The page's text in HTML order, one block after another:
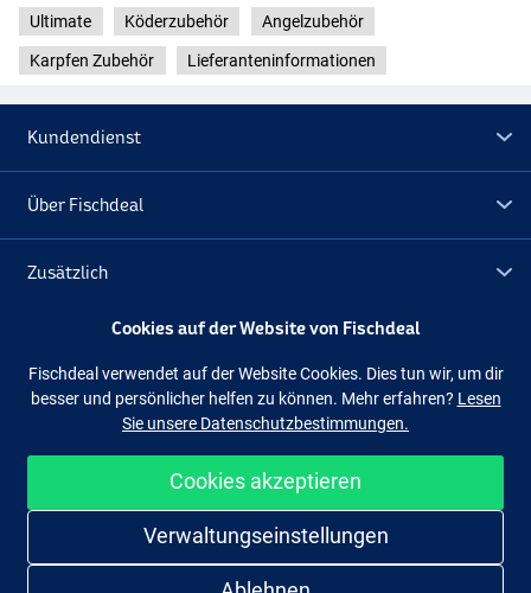
Ultimate Köderzubehör Angelzubehör
Karpfen Zubehör Lieferanteninformationen
Kundendienst
Über Fischdeal
Zusätzlich
Lagerräumung
Facebook
Einfach und sicher shoppen
Cookies auf der Website von Fischdeal
Fischdeal verwendet auf der Website Cookies. Dies tun wir, um dir
besser und persönlicher helfen zu können. Mehr erfahren? Lesen
Sie unsere Datenschutzbestimmungen.
Cookies akzeptieren
Verwaltungseinstellungen